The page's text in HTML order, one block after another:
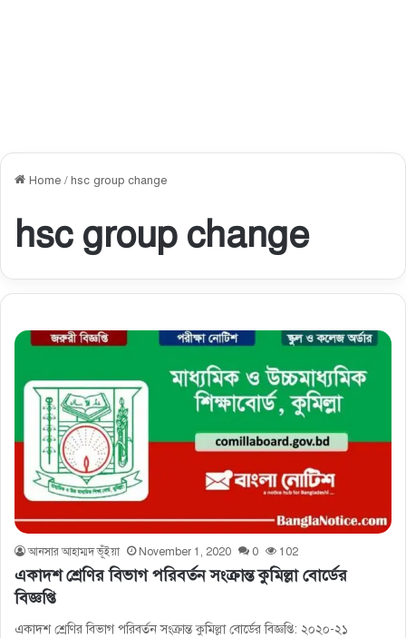
Home /hsc group change
hsc group change
আনসার আহাম্মদ ভূঁইয়া November 1, 2020 0 102
একাদশ শ্রেণির বিভাগ পরিবর্তন সংক্রান্ত কুমিল্লা বোর্ডের
বিজ্ঞপ্তি
একাদশ শ্রেণির বিভাগ পরিবর্তন সংক্রান্ত কুমিল্লা বোর্ডের বিজ্ঞপ্তি: ২০২০-২১